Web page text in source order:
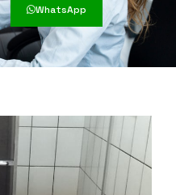
WhatsApp